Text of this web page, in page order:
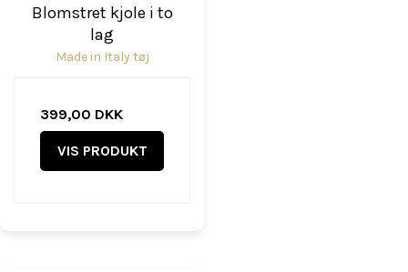
Blomstret kjole i to
lag
Made in Italy tøj
399,00 DKK
VIS PRODUKT